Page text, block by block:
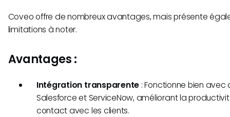
Coveo offre de nombreux avantages, mais présente
limitations à noter.
Avantages :
Intégration transparente : Fonctionne bien
Salesforce et ServiceNow, améliorant la
contact avec les clients.